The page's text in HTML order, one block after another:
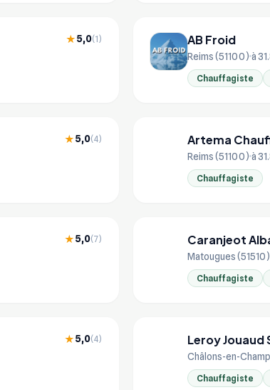
★5,0(1) AB Froid
Reims (51100) à
Chauffagiste
★5,0(4) Artema
Reims (51100) à
Chauffagiste
★5,0(7) Caranjeot
Matougues (51510)
Chauffagiste
★5,0(4) Leroy Jouaud
Châlons-en-
Chauffagiste